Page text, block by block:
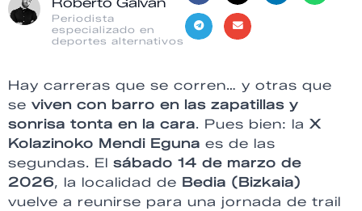
Periodista
especializado en
deportes alternativos
Hay carreras que se corren… y otras que
se viven con barro en las zapatillas y
sonrisa tonta en la cara. Pues bien: la X
Kolazinoko Mendi Eguna es de las
segundas. El sábado 14 de marzo de
2026, la localidad de Bedia (Bizkaia)
vuelve a reunirse para una jornada de trail